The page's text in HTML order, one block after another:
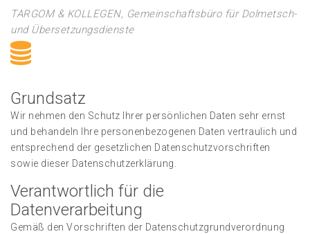
TARGOM & KOLLEGEN, Gemeinschaftsbüro für Dolmetsch-
und Übersetzungsdienste
Grundsatz
Wir nehmen den Schutz Ihrer persönlichen Daten sehr ernst
und behandeln Ihre personenbezogenen Daten vertraulich und
entsprechend der gesetzlichen Datenschutzvorschriften
sowie dieser Datenschutzerklärung.
Verantwortlich für die
Datenverarbeitung
Gemäß den Vorschriften der Datenschutzgrundverordnung